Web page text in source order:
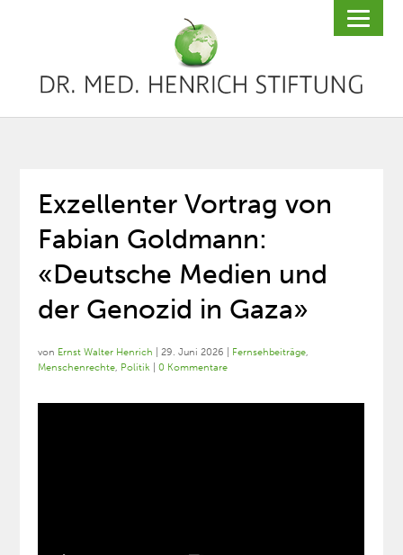
Exzellenter Vortrag von
Fabian Goldmann:
«Deutsche Medien und
der Genozid in Gaza»
von Ernst Walter Henrich |29. Juni 2026 Fernsehbeiträge,
Menschenrechte, Politik |0 Kommentare